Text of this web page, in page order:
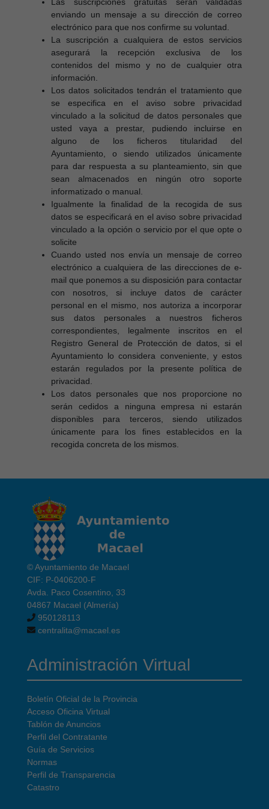
enviando un mensaje a su dirección de correo
electrónico para que nos confirme su voluntad.
La suscripción a cualquiera de estos servicios
asegurará la recepción exclusiva de los
contenidos del mismo y no de cualquier otra
información.
Los datos solicitados tendrán el tratamiento que
se especifica en el aviso sobre privacidad
vinculado a la solicitud de datos personales que
usted vaya a prestar, pudiendo incluirse en
alguno de los ficheros titularidad del
Ayuntamiento, o siendo utilizados únicamente
para dar respuesta a su planteamiento, sin que
sean almacenados en ningún otro soporte
informatizado o manual.
Igualmente la finalidad de la recogida de sus
datos se especificará en el aviso sobre privacidad
vinculado a la opción o servicio por el que opte o
solicite
Cuando usted nos envía un mensaje de correo
electrónico a cualquiera de las direcciones de e-
mail que ponemos a su disposición para contactar
con nosotros, si incluye datos de carácter
personal en el mismo, nos autoriza a incorporar
sus datos personales a nuestros ficheros
correspondientes, legalmente inscritos en el
Registro General de Protección de datos, si el
Ayuntamiento lo considera conveniente, y estos
estarán regulados por la presente política de
privacidad.
Los datos personales que nos proporcione no
serán cedidos a ninguna empresa ni estarán
disponibles para terceros, siendo utilizados
únicamente para los fines establecidos en la
recogida concreta de los mismos.
© Ayuntamiento de Macael
CIF: P-0406200-F
Avda. Paco Cosentino, 33
04867 Macael (Almería)
950128113
centralita@macael.es
Administración Virtual
Boletín Oficial de la Provincia
Acceso Oficina Virtual
Tablón de Anuncios
Perfil del Contratante
Guía de Servicios
Normas
Perfil de Transparencia
Catastro